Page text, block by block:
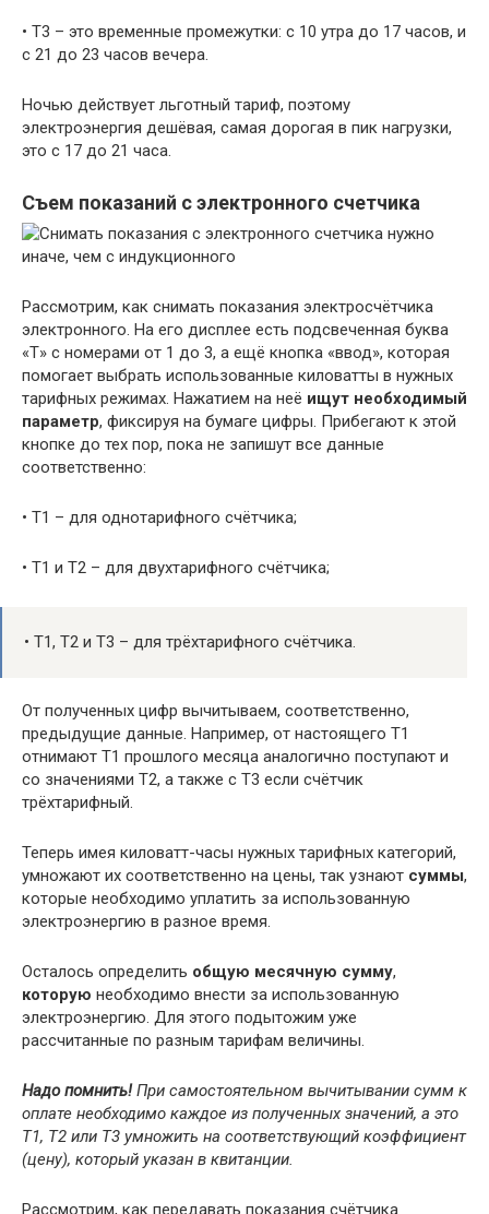
• Т3 – это временные промежутки: с 10 утра до 17 часов, и
с 21 до 23 часов вечера.
Ночью действует льготный тариф, поэтому
электроэнергия дешёвая, самая дорогая в пик нагрузки,
это с 17 до 21 часа.
Съем показаний с электронного счетчика
Рассмотрим, как снимать показания электросчётчика
электронного. На его дисплее есть подсвеченная буква
«Т» с номерами от 1 до 3, а ещё кнопка «ввод», которая
помогает выбрать использованные киловатты в нужных
тарифных режимах. Нажатием на неё ищут необходимый
параметр, фиксируя на бумаге цифры. Прибегают к этой
кнопке до тех пор, пока не запишут все данные
соответственно:
• Т1 – для однотарифного счётчика;
• Т1 и Т2 – для двухтарифного счётчика;
• Т1, Т2 и Т3 – для трёхтарифного счётчика.
От полученных цифр вычитываем, соответственно,
предыдущие данные. Например, от настоящего Т1
отнимают Т1 прошлого месяца аналогично поступают и
со значениями Т2, а также с Т3 если счётчик
трёхтарифный.
Теперь имея киловатт-часы нужных тарифных категорий,
умножают их соответственно на цены, так узнают суммы,
которые необходимо уплатить за использованную
электроэнергию в разное время.
Осталось определить общую месячную сумму,
которую необходимо внести за использованную
электроэнергию. Для этого подытожим уже
рассчитанные по разным тарифам величины.
Надо помнить!При самостоятельном вычитывании сумм к
оплате необходимо каждое из полученных значений, а это
Т1, Т2 или Т3 умножить на соответствующий коэффициент
(цену), который указан в квитанции.